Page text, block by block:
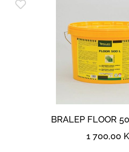
BRALEP FLOOR
1 700,00